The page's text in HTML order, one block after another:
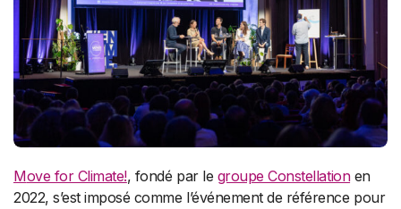
Move for Climate!, fondé par le groupe Constellationen
2022, s’est imposé comme l’événement de référence pour